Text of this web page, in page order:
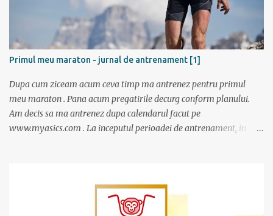
Primul meu maraton - jurnal de antrenament [1]
Dupa cum ziceam acum ceva timp ma antrenez pentru primul
meu maraton . Pana acum pregatirile decurg conform planului.
Am decis sa ma antrenez dupa calendarul facut pe
www.myasics.com . La inceputul perioadei de antrenament, in
saptamana imi propun sa alerg (de doua ori), care sunt zilele
preferate de antrenament. Apoi site-ul mi-a generat un calendar